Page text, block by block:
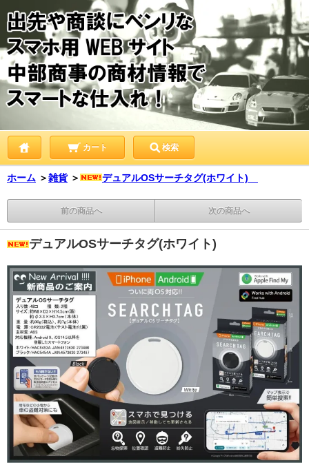
カート 検索
ホーム ＞雑貨 ＞ デュアルOSサーチタグ(ホワイト)
前の商品へ 次の商品へ
デュアルOSサーチタグ(ホワイト)